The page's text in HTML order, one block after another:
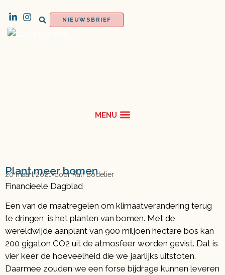
NIEUWSBRIEF
Plant meer bomen
20 maart 2021 doorRalf Bodelier
Financieele Dagblad
Een van de maatregelen om klimaatverandering terug
te dringen, is het planten van bomen. Met de
wereldwijde aanplant van 900 miljoen hectare bos kan
200 gigaton CO2 uit de atmosfeer worden gevist. Dat is
vier keer de hoeveelheid die we jaarlijks uitstoten.
Daarmee zouden we een forse bijdrage kunnen leveren